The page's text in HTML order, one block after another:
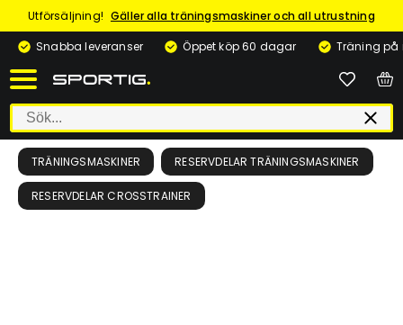
Utförsäljning! Gäller alla träningsmaskiner och all utrustning
Snabba leveranser
Öppet köp 60 dagar Träning på
TRÄNINGSMASKINER RESERVDELAR TRÄNINGSMASKINER
RESERVDELAR CROSSTRAINER